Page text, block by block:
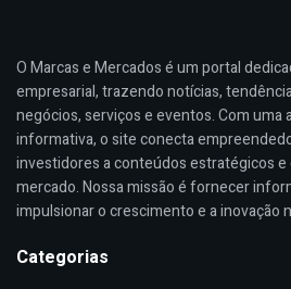
O Marcas e Mercados é um portal
empresarial, trazendo notícias,
negócios, serviços e eventos. Com uma
informativa, o site conecta
investidores a conteúdos estratégicos
mercado. Nossa missão é fornecer
impulsionar o crescimento e a inovação
Categorias